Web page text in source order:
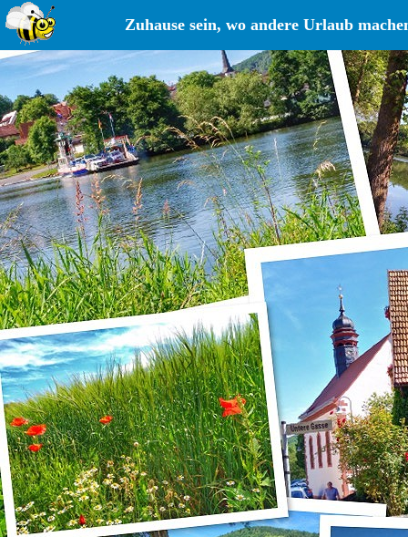
Zuhause sein, wo andere Urlaub